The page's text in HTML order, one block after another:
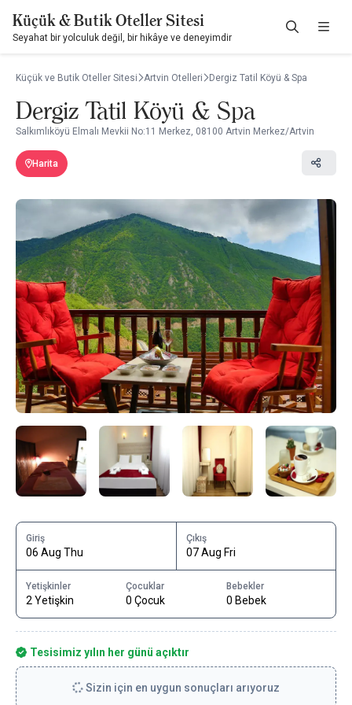
Küçük & Butik Oteller Sitesi
Seyahat bir yolculuk değil, bir hikâye ve deneyimdir
Küçük ve Butik Oteller Sitesi Artvin Otelleri Dergiz Tatil Köyü & Spa
Dergiz Tatil Köyü & Spa
Salkımlıköyü Elmalı Mevkii No:11 Merkez, 08100 Artvin Merkez/Artvin
Harita
Giriş
06 Aug Thu
Çıkış
07 Aug Fri
Yetişkinler
2 Yetişkin
Çocuklar
0 Çocuk
Bebekler
0 Bebek
Tesisimiz yılın her günü açıktır
Sizin için en uygun sonuçları arıyoruz